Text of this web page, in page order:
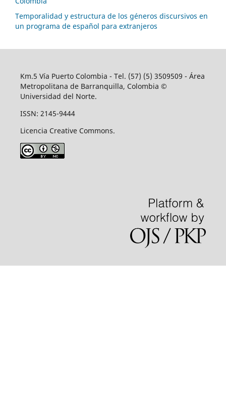
Temporalidad y estructura de los géneros discursivos en
un programa de español para extranjeros
Km.5 Vía Puerto Colombia - Tel. (57) (5) 3509509 - Área
Metropolitana de Barranquilla, Colombia ©
Universidad del Norte.
ISSN: 2145-9444
Licencia Creative Commons.